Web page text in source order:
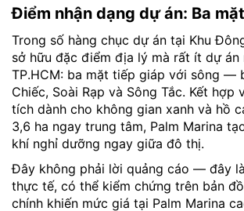
Điểm nhận dạng dự án: Ba
Trong số hàng chục dự án tại Khu
sở hữu đặc điểm địa lý mà rất ít dự
TP.HCM: ba mặt tiếp giáp với sông —
Chiếc, Soài Rạp và Sông Tắc. Kết hợp
tích dành cho không gian xanh và hồ
3,6 ha ngay trung tâm, Palm Marina
khí nghỉ dưỡng ngay giữa đô thị.
Đây không phải lời quảng cáo — đây
thực tế, có thể kiểm chứng trên bản
chính khiến mức giá tại Palm Marina